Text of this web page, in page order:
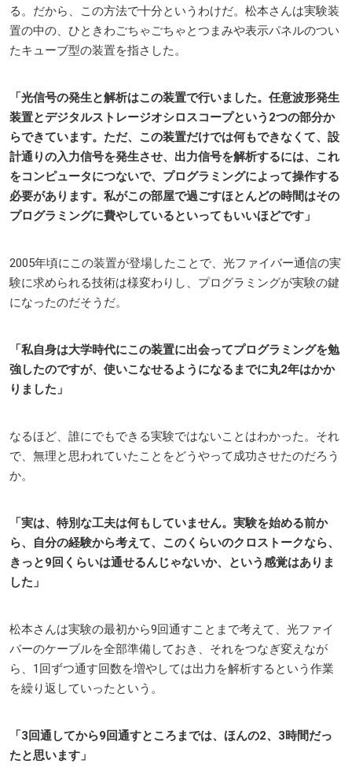
る。だから、この方法で十分というわけだ。松本さんは実験装
置の中の、ひときわごちゃごちゃとつまみや表示パネルのつい
たキューブ型の装置を指さした。
「光信号の発生と解析はこの装置で行いました。任意波形発生
装置とデジタルストレージオシロスコープという2つの部分か
らできています。ただ、この装置だけでは何もできなくて、設
計通りの入力信号を発生させ、出力信号を解析するには、これ
をコンピュータにつないで、プログラミングによって操作する
必要があります。私がこの部屋で過ごすほとんどの時間はその
プログラミングに費やしているといってもいいほどです」
2005年頃にこの装置が登場したことで、光ファイバー通信の実
験に求められる技術は様変わりし、プログラミングが実験の鍵
になったのだそうだ。
「私自身は大学時代にこの装置に出会ってプログラミングを勉
強したのですが、使いこなせるようになるまでに丸2年はかか
りました」
なるほど、誰にでもできる実験ではないことはわかった。それ
で、無理と思われていたことをどうやって成功させたのだろう
か。
「実は、特別な工夫は何もしていません。実験を始める前か
ら、自分の経験から考えて、このくらいのクロストークなら、
きっと9回くらいは通せるんじゃないか、という感覚はありま
した」
松本さんは実験の最初から9回通すことまで考えて、光ファイ
バーのケーブルを全部準備しておき、それをつなぎ変えなが
ら、1回ずつ通す回数を増やしては出力を解析するという作業
を繰り返していったという。
「3回通してから9回通すところまでは、ほんの2、3時間だっ
たと思います」